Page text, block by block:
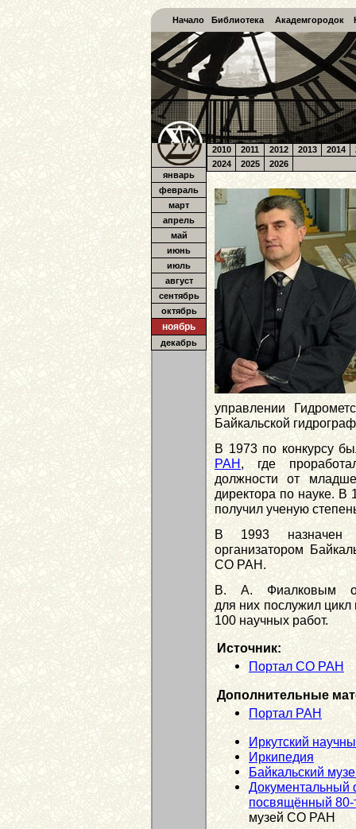
Начало Библиотека Академгородок
январь
февраль
март
апрель
май
июнь
июль
август
сентябрь
октябрь
ноябрь
декабрь
2010 2011 2012 2013 2014
2024
2025 2026
управлении
Байкальской
В 1973 по конкурсу
РАН, где
должности от
директора по науке. В
получил ученую
В 1993 назначен
организатором
СО РАН.
В. А. Фиалковым
для них послужил
100 научных работ.
Источник:
Портал СО РАН
Дополнительные
Портал РАН
Иркутский
Иркипедия
Байкальский
Документальный
посвящённый
музей СО РАН